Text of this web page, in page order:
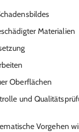
Materialien
Oberflächen
und
Vorgehen